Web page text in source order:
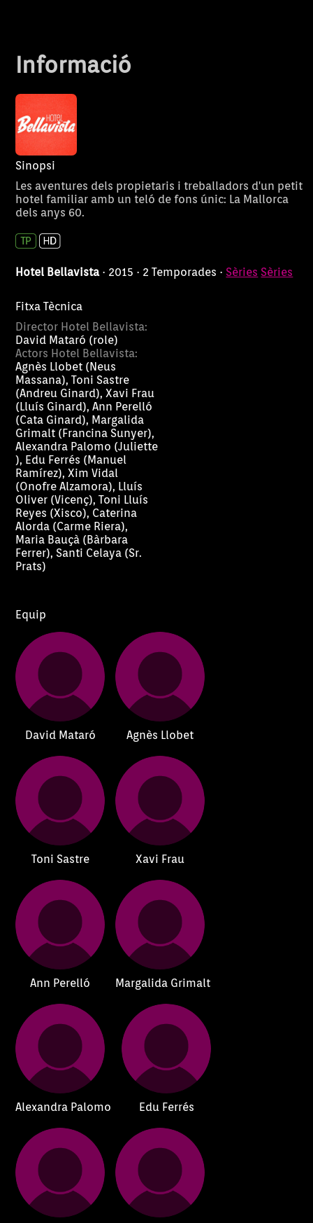
Informació
Sinopsi
Les aventures dels propietaris i treballadors d'un petit
hotel familiar amb un teló de fons únic: La Mallorca
dels anys 60.
Hotel Bellavista · 2015 · 2 Temporades · Sèries Sèries
Fitxa Tècnica
Director Hotel Bellavista:
David Mataró (role)
Actors Hotel Bellavista:
Agnès Llobet (Neus
Massana), Toni Sastre
(Andreu Ginard), Xavi Frau
(Lluís Ginard), Ann Perelló
(Cata Ginard), Margalida
Grimalt (Francina Sunyer),
Alexandra Palomo (Juliette
), Edu Ferrés (Manuel
Ramírez), Xim Vidal
(Onofre Alzamora), Lluís
Oliver (Vicenç), Toni Lluís
Reyes (Xisco), Caterina
Alorda (Carme Riera),
Maria Bauçà (Bàrbara
Ferrer), Santi Celaya (Sr.
Prats)
Equip
David Mataró Agnès Llobet
Toni Sastre Xavi Frau
Ann Perelló Margalida Grimalt
Alexandra Palomo Edu Ferrés